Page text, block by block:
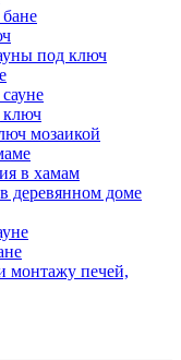
под ключ
ключ
мозаикой
в хамам
деревянном доме
монтажу печей,